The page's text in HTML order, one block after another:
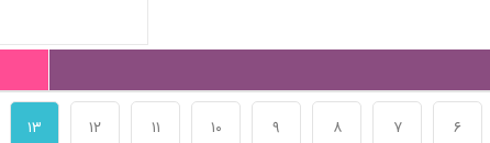
۶ ۷ ۸ ۹ ۱۰ ۱۱ ۱۲ ۱۳